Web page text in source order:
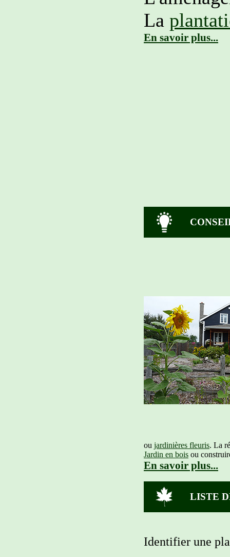
La
En savoir plus...
ou jardinières fleuris. La
Jardin en bois ou
En savoir plus...
LISTE
Identifier une